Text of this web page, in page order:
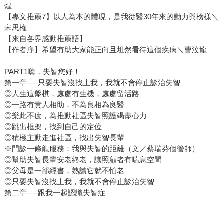
煌
【專文推薦7】以人為本的體現，是我從醫30年來的動力與榜樣＼
宋思權
【來自各界感動推薦語】
【作者序】希望有助大家能正向且坦然看待這個疾病＼曹汶龍
PART1嗨，失智您好！
第一章──只要失智沒找上我，我就不會停止診治失智
◎人生這盤棋，處處有生機，處處留活路
◎一路有貴人相助，不為良相為良醫
◎樂此不疲，為推動社區失智照護竭盡心力
◎跳出框架，找到自己的定位
◎積極主動走進社區，找出失智長輩
※門診一條龍服務：我與失智的距離（文／蔡瑞芬個管師）
◎幫助失智長輩安老終老，讓照顧者有喘息空間
◎父母是一部經書，熟讀它就不怕老
◎只要失智沒找上我，我就不會停止診治失智
第二章──跟我一起認識失智症